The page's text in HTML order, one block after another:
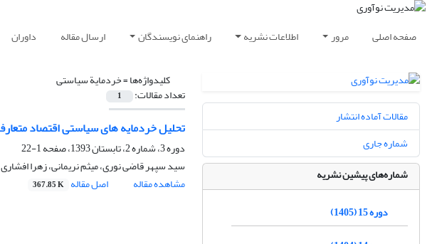
صفحه اصلی مرور اطلاعات نشریه راهنمای نویسندگان ارسال مقاله داوران
کلیدواژه‌ها =خردمایة سیاستی
تعداد مقالات: 1
تحلیل خردمایه های سیاستی اقتصاد
دوره 3، شماره 2، تابستان 1393، صفحه
1-22
سید سپهر قاضی نوری، میثم نریمانی، زهرا
مشاهده مقاله
اصل مقاله 367.85 K
مقالات آماده انتشار
شماره جاری
شماره‌های پیشین نشریه
دوره 15 (1405)